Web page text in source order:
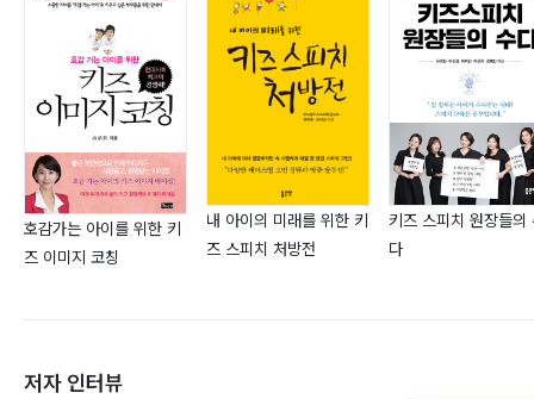
호감가는 아이를 위한 키
즈 이미지 코칭
내 아이의 미래를 위한 키
즈 스피치 처방전
키즈 스피치 원장들의
다
저자 인터뷰